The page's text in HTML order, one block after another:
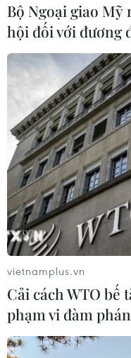
Bộ Ngoại giao
hội đối với đương
vietnamplus.vn
Cải cách WTO bế
phạm vi đàm phán